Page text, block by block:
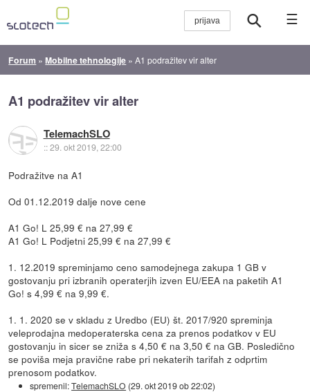
☰
Forum »Mobilne tehnologije »A1 podražitev vir alter
A1 podražitev vir alter
TelemachSLO
::29. okt 2019, 22:00
Podražitve na A1
Od 01.12.2019 dalje nove cene
A1 Go! L 25,99 € na 27,99 €
A1 Go! L Podjetni 25,99 € na 27,99 €
1. 12.2019 spreminjamo ceno samodejnega zakupa 1 GB v
gostovanju pri izbranih operaterjih izven EU/EEA na paketih A1
Go! s 4,99 € na 9,99 €.
1. 1. 2020 se v skladu z Uredbo (EU) št. 2017/920 spreminja
veleprodajna medoperaterska cena za prenos podatkov v EU
gostovanju in sicer se zniža s 4,50 € na 3,50 € na GB. Posledično
se poviša meja pravične rabe pri nekaterih tarifah z odprtim
prenosom podatkov.
spremenil:TelemachSLO (29. okt 2019 ob 22:02)